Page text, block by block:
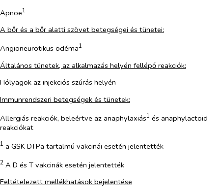
Apnoe1
A bőr és a bőr alatti szövet betegségei és tünetei:
Angioneurotikus ödéma1
Általános tünetek, az alkalmazás helyén fellépő reakciók:
Hólyagok az injekciós szúrás helyén
Immunrendszeri betegségek és tünetek:
Allergiás reakciók, beleértve az anaphylaxiás1 és anaphylactoid
reakciókat
1 a GSK DTPa tartalmú vakcinái esetén jelentették
2 A D és T vakcinák esetén jelentették
Feltételezett mellékhatások bejelentése